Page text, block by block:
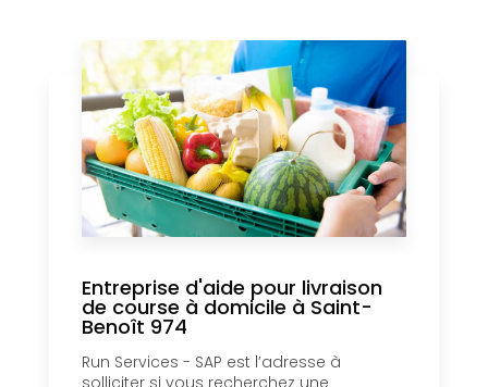
Entreprise d'aide pour livraison
de course à domicile à Saint-
Benoît 974
Run Services - SAP est l’adresse à